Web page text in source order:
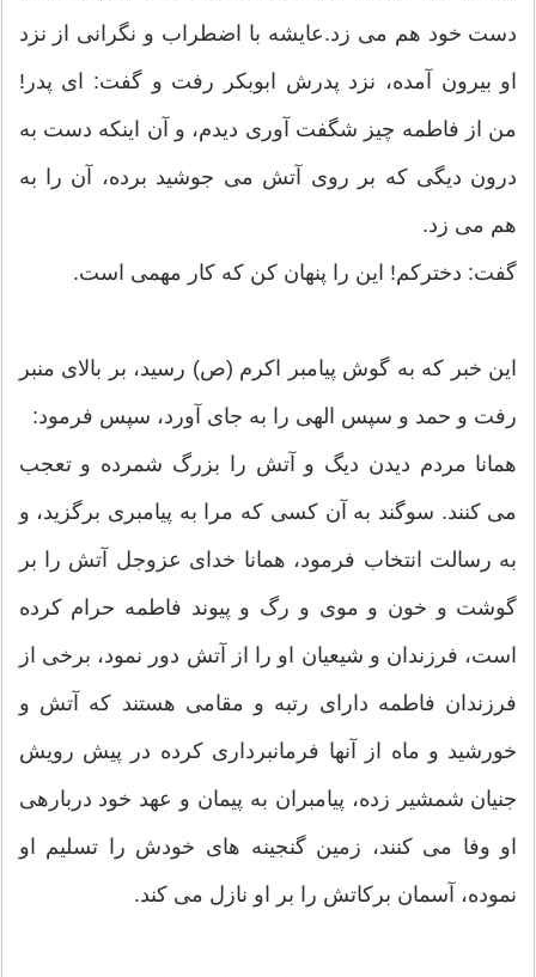
دست خود هم مى ‏زد.عايشه با اضطراب و نگرانى از نزد
او بيرون آمده، نزد پدرش ابوبكر رفت و گفت: اى پدر!
من از فاطمه چيز شگفت‏ آورى ديدم، و آن اينكه دست به
درون ديگى كه بر روى آتش مى‏ جوشيد برده، آن را به
هم مى‏ زد.
گفت: دختركم! اين را پنهان كن كه كار مهمى است.
اين خبر كه به گوش پيامبر اكرم (ص) رسيد، بر بالاى منبر
رفت و حمد و سپس الهى را به جاى آورد، سپس فرمود:
همانا مردم ديدن ديگ و آتش را بزرگ شمرده و تعجب
مى‏ كنند. سوگند به آن كسى كه مرا به پيامبرى برگزيد، و
به رسالت انتخاب فرمود، همانا خداى عزوجل آتش را بر
گوشت و خون و موى و رگ و پيوند فاطمه حرام كرده
است، فرزندان و شيعيان او را از آتش دور نمود، برخى از
فرزندان فاطمه داراى رتبه و مقامى هستند كه آتش و
خورشيد و ماه از آنها فرمانبردارى كرده در پيش رويش
جنيان شمشير زده، پيامبران به پيمان و عهد خود درباره‏ى
او وفا مى‏ كنند، زمين گنجينه‏ هاى خودش را تسليم او
نموده، آسمان بركاتش را بر او نازل مى‏ كند.